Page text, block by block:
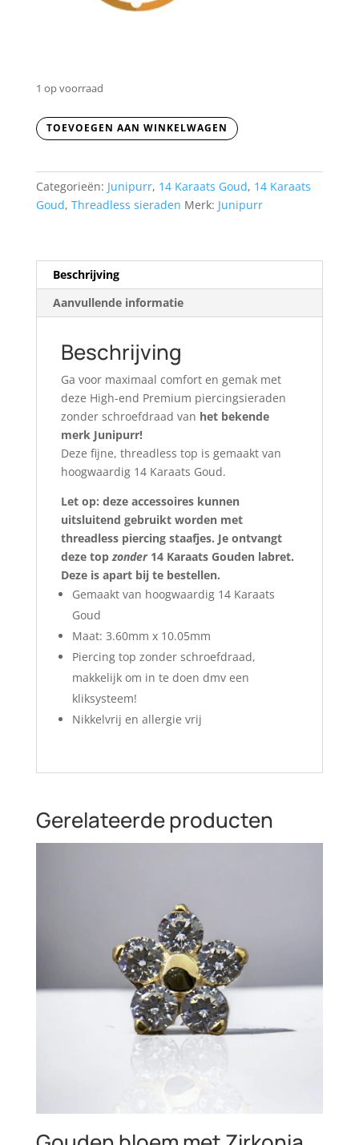
1 op voorraad
Veer
aantal
TOEVOEGEN AAN WINKELWAGEN
Categorieën: Junipurr, 14 Karaats Goud, 14 Karaats
Goud, Threadless sieraden Merk: Junipurr
Beschrijving
Aanvullende informatie
Beschrijving
Ga voor maximaal comfort en gemak met
deze High-end Premium piercingsieraden
zonder schroefdraad van het bekende
merk Junipurr!
Deze fijne, threadless top is gemaakt van
hoogwaardig 14 Karaats Goud.
Let op: deze accessoires kunnen
uitsluitend gebruikt worden met
threadless piercing staafjes. Je ontvangt
deze top zonder14 Karaats Gouden labret.
Deze is apart bij te bestellen.
Gemaakt van hoogwaardig 14 Karaats
Goud
Maat: 3.60mm x 10.05mm
Piercing top zonder schroefdraad,
makkelijk om in te doen dmv een
kliksysteem!
Nikkelvrij en allergie vrij
Gerelateerde producten